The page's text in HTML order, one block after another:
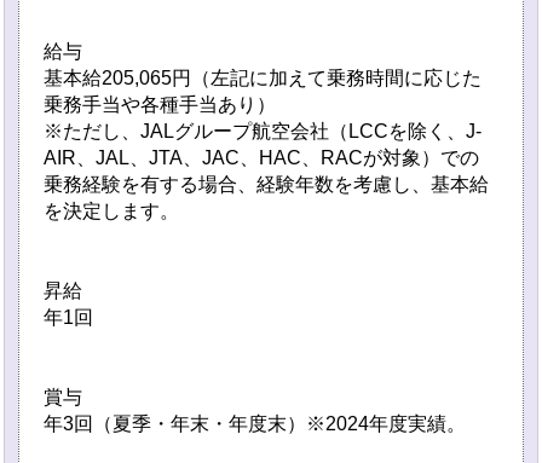
給与
基本給205,065円（左記に加えて乗務時間に応じた
乗務手当や各種手当あり）
※ただし、JALグループ航空会社（LCCを除く、J-
AIR、JAL、JTA、JAC、HAC、RACが対象）での
乗務経験を有する場合、経験年数を考慮し、基本給
を決定します。
昇給
年1回
賞与
年3回（夏季・年末・年度末）※2024年度実績。